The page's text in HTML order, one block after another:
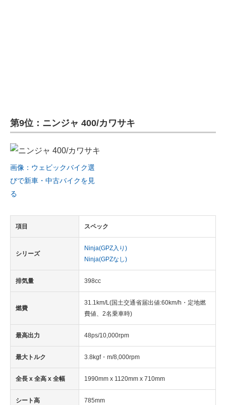
第9位：ニンジャ 400/カワサキ
画像：ウェビックバイク選
びで新車・中古バイクを見
る
項目 スペック
シリーズ
Ninja(GPZ入り)
Ninja(GPZなし)
排気量 398cc
燃費
31.1km/L(国土交通省届出値:60km/h・定地燃
費値、2名乗車時)
最高出力 48ps/10,000rpm
最大トルク 3.8kgf・m/8,000rpm
全長 x 全高 x 全幅 1990mm x 1120mm x 710mm
シート高 785mm